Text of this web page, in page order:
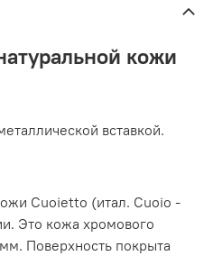
кожи
вставкой.
Cuoietto (итал. Cuoio -
Это кожа хромового
Поверхность покрыта